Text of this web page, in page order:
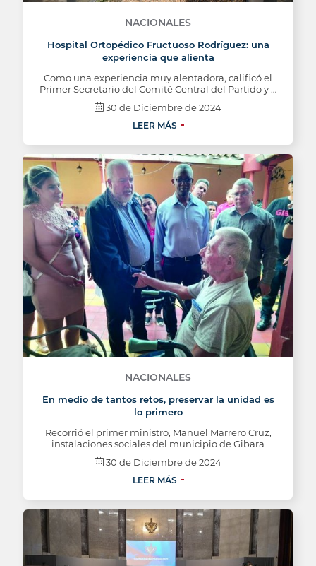
NACIONALES
Hospital Ortopédico Fructuoso Rodríguez: una
experiencia que alienta
Como una experiencia muy alentadora, calificó el
Primer Secretario del Comité Central del Partido y …
30 de Diciembre de 2024
LEER MÁS
NACIONALES
En medio de tantos retos, preservar la unidad es
lo primero
Recorrió el primer ministro, Manuel Marrero Cruz,
instalaciones sociales del municipio de Gibara
30 de Diciembre de 2024
LEER MÁS